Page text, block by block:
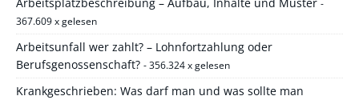
-
367.609 x gelesen
Arbeitsunfall wer zahlt? – Lohnfortzahlung oder
Berufsgenossenschaft? - 356.324 x gelesen
Krankgeschrieben: Was darf man und was sollte man